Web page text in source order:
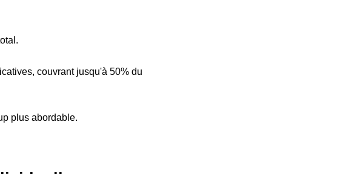
couvrant jusqu'à 50% du
plus abordable.